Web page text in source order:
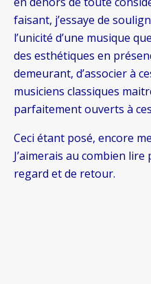
faisant, j’essaye de
l’unicité d’une musique
des esthétiques en
demeurant, d’associer à
musiciens classiques
parfaitement ouverts à
Ceci étant posé, encore
J’aimerais au combien
regard et de retour.